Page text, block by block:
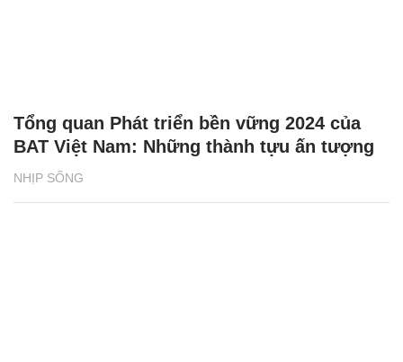
NHỊP SỐNG
Tổng quan Phát triển bền vững 2024 của
BAT Việt Nam: Những thành tựu ấn tượng